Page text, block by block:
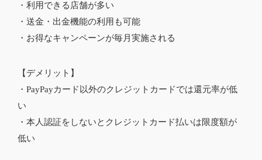
・利用できる店舗が多い
・送金・出金機能の利用も可能
・お得なキャンペーンが毎月実施される
【デメリット】
・PayPayカード以外のクレジットカードでは還元率が低
い
・本人認証をしないとクレジットカード払いは限度額が
低い